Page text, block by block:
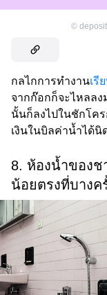
©
กลไกการทำงานเรี
จากก๊อกก็จะไหลล
นั้นก็ลงไปในชักโค
เงินในบิลค่าน้ำได้นิ
8. ห้องน้ำของช
น้อยตรงที่บางค